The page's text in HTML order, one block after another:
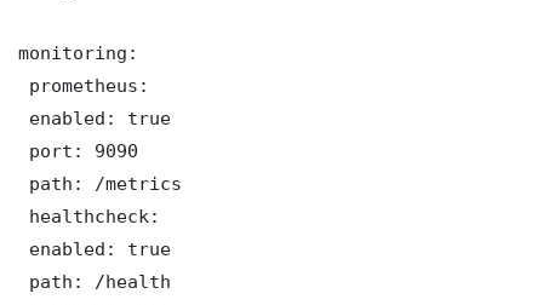
monitoring:
prometheus:
enabled: true
port: 9090
path: /metrics
healthcheck:
enabled: true
path: /health